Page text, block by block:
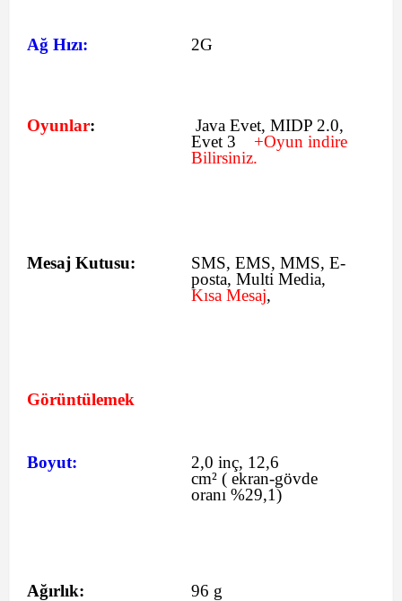
Ağ Hızı: 2G
Oyunlar:
Java Evet, MIDP 2.0,
Evet 3
+Oyun indire
Bilirsiniz.
Mesaj Kutusu: SMS, EMS, MMS, E-
posta, Multi Media,
Kısa Mesaj,
Görüntülemek
Boyut:
2,0 inç, 12,6
cm² ( ekran-gövde
oranı %29,1)
Ağırlık: 96 g